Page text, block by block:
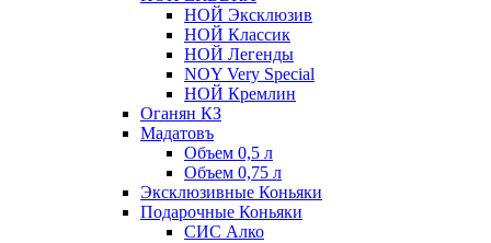
НОЙ Эксклюзив
НОЙ Классик
НОЙ Легенды
NOY Very Speсial
НОЙ Кремлин
Оганян КЗ
Мадатовъ
Объем 0,5 л
Объем 0,75 л
Эксклюзивные Коньяки
Подарочные Коньяки
СИС Алко